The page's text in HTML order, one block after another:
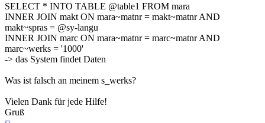
SELECT * INTO TABLE @table1 FROM mara
INNER JOIN makt ON mara~matnr = makt~matnr AND
makt~spras = @sy-langu
INNER JOIN marc ON mara~matnr = marc~matnr AND
marc~werks = '1000'
-> das System findet Daten
Was ist falsch an meinem s_werks?
Vielen Dank für jede Hilfe!
Gruß